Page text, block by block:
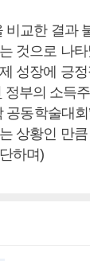
비교한 결과
것으로 나
성장에 긍
정부의 소득
공동학술대
상황인 만
하며)